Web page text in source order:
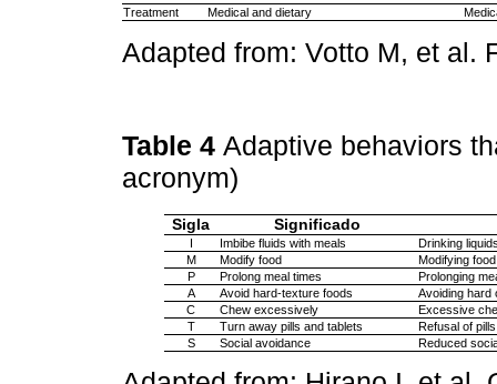
Treatment
Medical and dietary
Adapted from: Votto M, et al.
Table 4 Adaptive behaviors
acronym)
Sigla Significado
I Imbibe fluids with meals
Drinking
M
Modify food
Modifying
P
Prolong meal times
Prolonging
A
Avoid hard-texture foods
Avoiding hard
C
Chew excessively
Excessive
T
Turn away pills and tablets
Refusal of
S
Social avoidance Reduced